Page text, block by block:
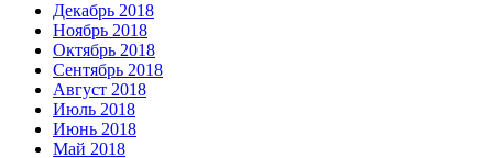
Декабрь 2018
Ноябрь 2018
Октябрь 2018
Сентябрь 2018
Август 2018
Июль 2018
Июнь 2018
Май 2018